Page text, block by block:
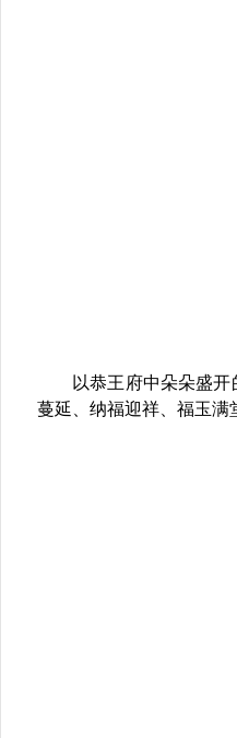
以恭王府中朵朵盛
蔓延、纳福迎祥、福玉满